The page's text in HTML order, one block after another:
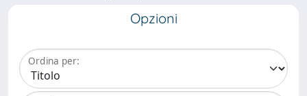
Opzioni
Ordina per: